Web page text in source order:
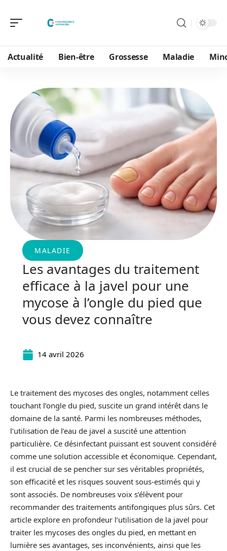
Actualité Bien-être Grossesse Maladie
MALADIE
Les avantages du traitement
efficace à la javel pour une
mycose à l’ongle du pied que
vous devez connaître
14 avril 2026
Le traitement des mycoses des ongles, notamment celles
touchant l’ongle du pied, suscite un grand intérêt dans le
domaine de la santé. Parmi les nombreuses méthodes,
l’utilisation de l’eau de javel a suscité une attention
particulière. Ce désinfectant puissant est souvent considéré
comme une solution accessible et économique. Cependant,
il est crucial de se pencher sur ses véritables propriétés,
son efficacité et les risques souvent sous-estimés qui y
sont associés. De nombreuses voix s’élèvent pour
recommander des traitements antifongiques plus sûrs. Cet
article explore en profondeur l’utilisation de la javel pour
traiter les mycoses des ongles du pied, en mettant en
lumière ses avantages, ses inconvénients, ainsi que les